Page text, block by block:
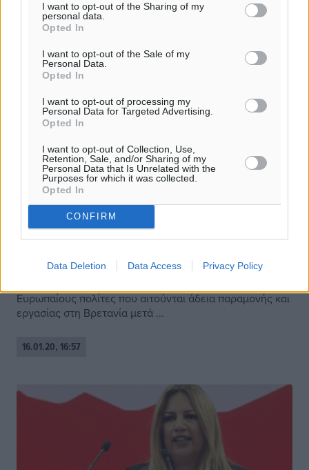
I want to opt-out of the Sharing of my
personal data.
Opted In
I want to opt-out of the Sale of my
Personal Data.
Opted In
I want to opt-out of processing my
Personal Data for Targeted Advertising.
Opted In
I want to opt-out of Collection, Use,
Retention, Sale, and/or Sharing of my
Personal Data that Is Unrelated with the
Purposes for which it was collected.
Opted In
CONFIRM
Data Deletion Data Access Privacy Policy
Βρετανία: Πάνω από 60.000 Έλληνες
ζητούν άδεια παραμονής λόγω Brexit
Πάνω από 2,7 εκατομμύρια αιτήσεις δέχθηκε η υπηρεσία
Ευρωπαίους πολίτες που αιτούνται άδεια παραμονής και
εργασίας στη Βρετανία μετά ...
16.01.20, 16:57